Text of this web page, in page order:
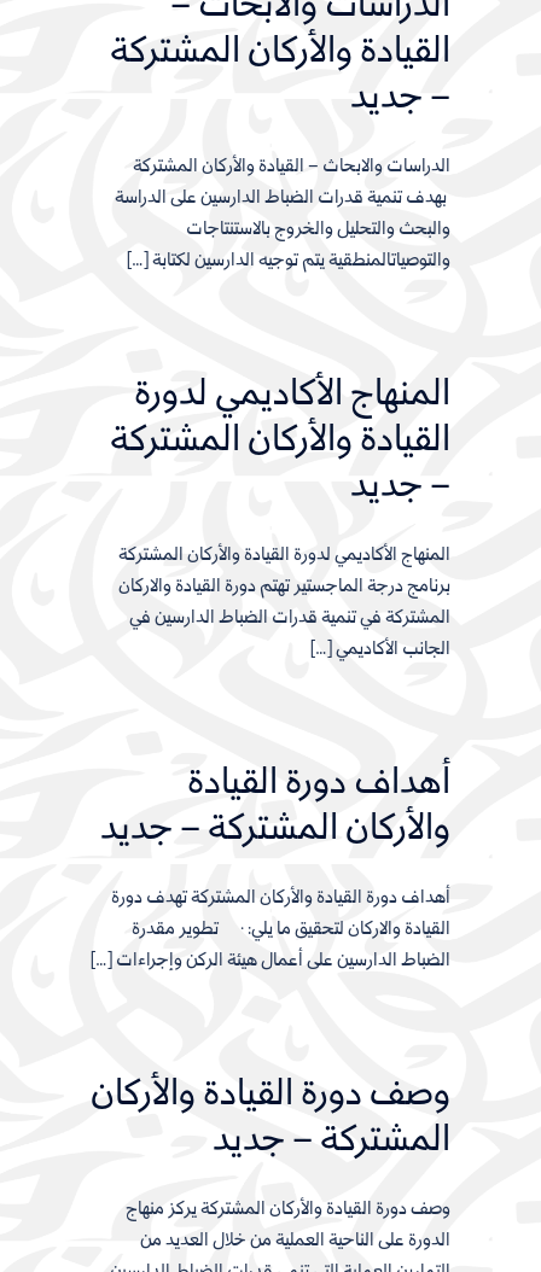
القيادة والأركان المشتركة
– جديد
الدراسات والابحاث – القيادة والأركان المشتركة
بهدف تنمية قدرات الضباط الدارسين على الدراسة
والبحث والتحليل والخروج بالاستنتاجات
والتوصياتالمنطقية يتم توجيه الدارسين لكتابة […]
المنهاج الأكاديمي لدورة
القيادة والأركان المشتركة
– جديد
المنهاج الأكاديمي لدورة القيادة والأركان المشتركة
برنامج درجة الماجستير تهتم دورة القيادة والاركان
المشتركة في تنمية قدرات الضباط الدارسين في
الجانب الأكاديمي […]
أهداف دورة القيادة
والأركان المشتركة – جديد
أهداف دورة القيادة والأركان المشتركة تهدف دورة
القيادة والاركان لتحقيق ما يلي: · تطوير مقدرة
الضباط الدارسين على أعمال هيئة الركن وإجراءات […]
وصف دورة القيادة والأركان
المشتركة – جديد
وصف دورة القيادة والأركان المشتركة يركز منهاج
الدورة على الناحية العملية من خلال العديد من